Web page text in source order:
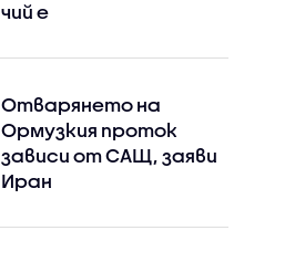
чий е
Отварянето на
Ормузкия проток
зависи от САЩ, заяви
Иран